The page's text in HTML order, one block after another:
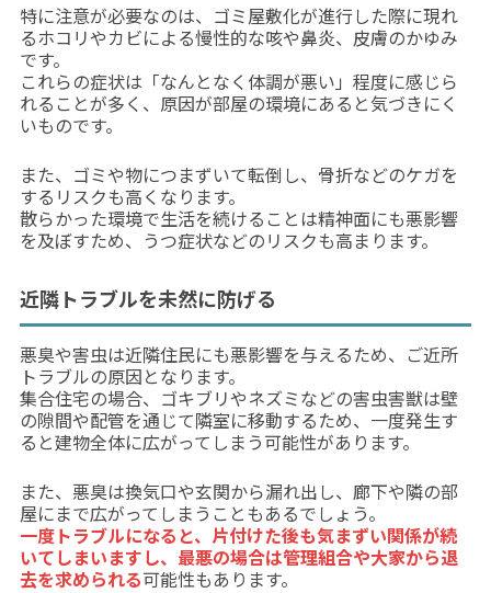
特に注意が必要なのは、ゴミ屋敷化が進行した際に現れ
るホコリやカビによる慢性的な咳や鼻炎、皮膚のかゆみ
です。
これらの症状は「なんとなく体調が悪い」程度に感じら
れることが多く、原因が部屋の環境にあると気づきにく
いものです。
また、ゴミや物につまずいて転倒し、骨折などのケガを
するリスクも高くなります。
散らかった環境で生活を続けることは精神面にも悪影響
を及ぼすため、うつ症状などのリスクも高まります。
近隣トラブルを未然に防げる
悪臭や害虫は近隣住民にも悪影響を与えるため、ご近所
トラブルの原因となります。
集合住宅の場合、ゴキブリやネズミなどの害虫害獣は壁
の隙間や配管を通じて隣室に移動するため、一度発生す
ると建物全体に広がってしまう可能性があります。
また、悪臭は換気口や玄関から漏れ出し、廊下や隣の部
屋にまで広がってしまうこともあるでしょう。
一度トラブルになると、片付けた後も気まずい関係が続
いてしまいますし、最悪の場合は管理組合や大家から退
去を求められる可能性もあります。